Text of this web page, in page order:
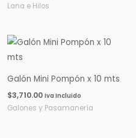
Lana e Hilos
Galón Mini Pompón x 10 mts
$3,710.00 Iva Incluido
Galones y Pasamanería